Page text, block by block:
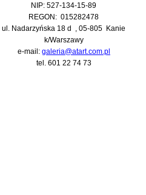
NIP: 527-134-15-89
REGON: 015282478
ul. Nadarzyńska 18 d , 05-805 Kanie
k/Warszawy
e-mail: galeria@atart.com.pl
tel. 601 22 74 73